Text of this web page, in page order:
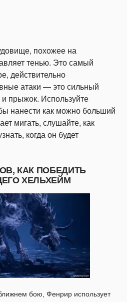
похожее на
тенью. Это самый
действительно
атаки — это сильный
и прыжок. Используйте
нанести как можно больший
мигать, слушайте, как
когда он будет
КАК ПОБЕДИТЬ
ХЕЛЬХЕЙМ
бою, Фенрир использует